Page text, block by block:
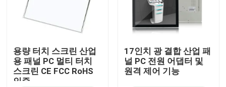
홈
용량 터치 스크린 산업
용 패널 PC 멀티 터치
스크린 CE FCC RoHS
인증
17인치 광 결합 산업 패
널 PC 전원 어댑터 및
원격 제어 기능